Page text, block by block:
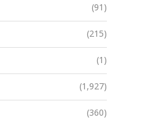
(91)
(215)
(1)
(1,927)
(360)